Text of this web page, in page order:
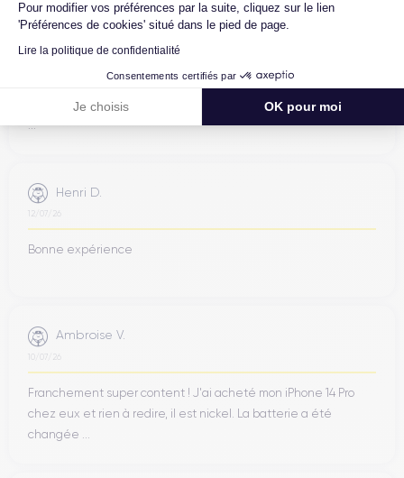
Pour modifier vos préférences par la suite, cliquez sur le lien
'Préférences de cookies' situé dans le pied de page.
Lire la politique de confidentialité
Consentements certifiés par
Je choisis OK pour moi
Jean-yves J.
26/07/26
Merci beaucoup à l’équipe, iPhone 15 pro max d’un état comme
neuf comme la batterie. Je suis très content de mon achat et
...
Henri D.
12/07/26
Bonne expérience
Ambroise V.
10/07/26
Franchement super content ! J'ai acheté mon iPhone 14 Pro
chez eux et rien à redire, il est nickel. La batterie a été
changée ...